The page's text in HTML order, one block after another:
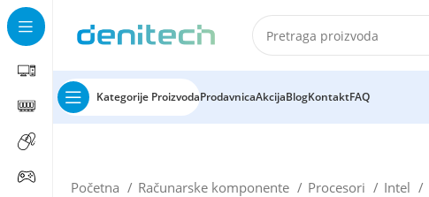
Kategorije ProizvodaProdavnicaAkcijaBlogKontaktFAQ
Početna Računarske komponente Procesori Intel